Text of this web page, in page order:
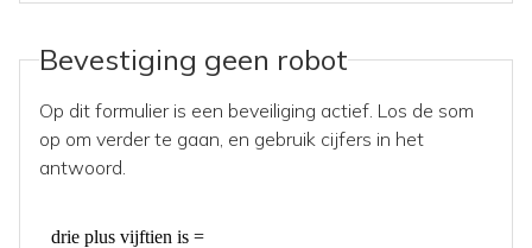
Bevestiging geen robot
Op dit formulier is een beveiliging actief. Los de som
op om verder te gaan, en gebruik cijfers in het
antwoord.